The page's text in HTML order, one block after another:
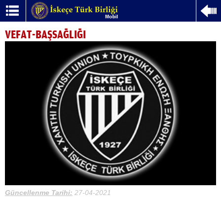
VEFAT-BAŞSAĞLIĞI
Güncellenme Tarihi: 27-04-2021